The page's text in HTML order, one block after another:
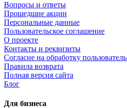
Вопросы и ответы
Прошедшие акции
Персональные данные
Пользовательское соглашение
О проекте
Контакты и реквизиты
Согласие на обработку
Правила возврата
Полная версия сайта
Блог
Для бизнеса